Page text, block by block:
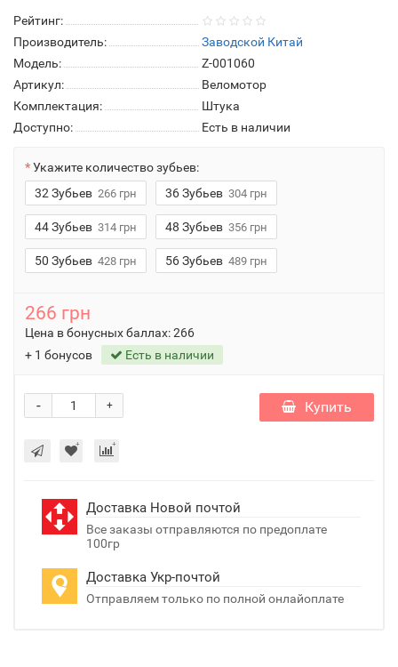
Рейтинг:
Производитель:
Заводской Китай
Модель:
Z-001060
Артикул:
Веломотор
Комплектация:
Штука
Доступно:
Есть в наличии
Укажите количество зубьев:
32 Зубьев 266 грн 36 Зубьев 304 грн
44 Зубьев 314 грн 48 Зубьев 356 грн
50 Зубьев 428 грн 56 Зубьев 489 грн
266 грн
Цена в бонусных баллах:266
+ 1 бонусов
Есть в наличии
+
- Купить
Доставка Новой почтой
Все заказы отправляются по предоплате
100гр
Доставка Укр-почтой
Отправляем только по полной онлайоплате